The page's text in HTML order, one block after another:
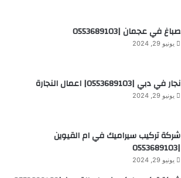
صباغ في عجمان |0553689103
يونيو 29, 2024
نجار في دبي |0553689103| اعمال النجارة
يونيو 29, 2024
شركة تركيب سيراميك في ام القيوين
|0553689103
يونيو 29, 2024